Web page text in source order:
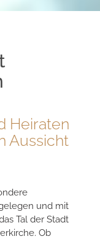
Heiraten
Aussicht
und mit
Tal der Stadt
Ob